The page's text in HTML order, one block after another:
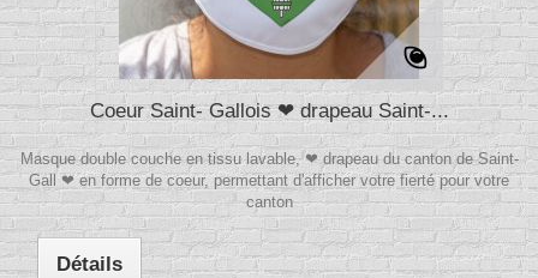
Coeur Saint- Gallois ❤ drapeau Saint-...
Masque double couche en tissu lavable, ❤ drapeau du canton de Saint-
Gall ❤ en forme de coeur, permettant d'afficher votre fierté pour votre
canton
Détails